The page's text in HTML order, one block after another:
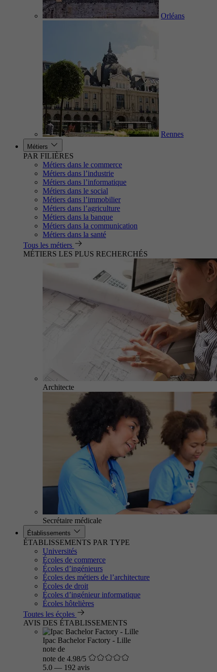
Orléans
Rennes
Métiers
PAR FILIÈRES
Métiers dans le commerce
Métiers dans l’industrie
Métiers dans l’informatique
Métiers dans le social
Métiers dans l’immobilier
Métiers dans l’agriculture
Métiers dans la banque
Métiers dans la communication
Métiers dans la santé
Tous les métiers
MÉTIERS LES PLUS RECHERCHÉS
Architecte
Secrétaire médicale
Établissements
ÉTABLISSEMENTS PAR TYPE
Universités
Écoles de commerce
Écoles d’ingénieurs
Écoles des métiers de l’architecture
Écoles de droit
Écoles d’ingénieur informatique
Écoles hôtelières
Toutes les écoles
AVIS DES ÉTABLISSEMENTS
Ipac Bachelor Factory - Lille
note de
note de 4.98/5
5.0 — 192 avis